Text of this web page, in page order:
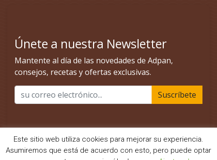
Este sitio web utiliza cookies para mejorar su experiencia.
Asumiremos que está de acuerdo con esto, pero puede optar